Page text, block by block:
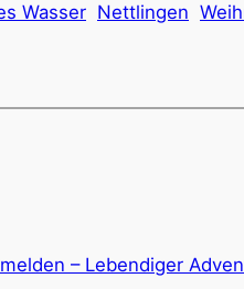
Wasser Nettlingen
– Lebendiger